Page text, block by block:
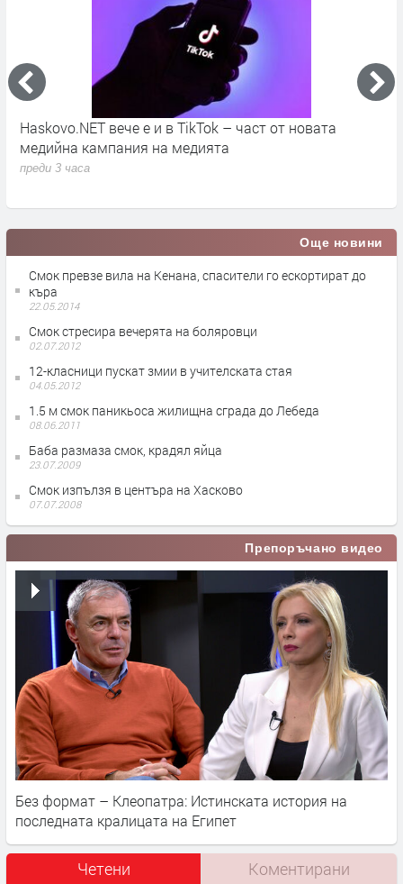
е и в TikTok – част от новата
на медията
ОФК „Хасково“
Още новини
Смок превзе вила на Кенана, спасители го ескортират до
къра
22.05.2014
Смок стресира вечерята на боляровци
02.07.2012
12-класници пускат змии в учителската стая
04.05.2012
1.5 м смок паникьоса жилищна сграда до Лебеда
08.06.2011
Баба размаза смок, крадял яйца
23.07.2009
Смок изпълзя в центъра на Хасково
07.07.2008
Препоръчано видео
Без формат – Клеопатра: Истинската история на
последната кралицата на Египет
Четени Коментирани